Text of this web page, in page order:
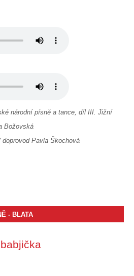
národní písně a tance, díl III. Jižní
Božovská
Pavla Škochová
- BLATA